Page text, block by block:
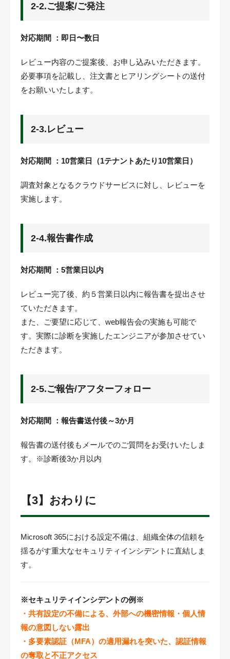
2-2.ご提案/ご発注
対応期間 ：即日〜数日
レビュー内容のご提案後、お申し込みいただきます。
必要事項を記載し、注文書とヒアリングシートの送付
をお願いいたします。
2-3.レビュー
対応期間 ：10営業日（1テナントあたり10営業日）
調査対象となるクラウドサービスに対し、レビューを
実施します。
2-4.報告書作成
対応期間 ：5営業日以内
レビュー完了後、約５営業日以内に報告書を提出させ
ていただきます。
また、ご要望に応じて、web報告会の実施も可能で
す。実際に診断を実施したエンジニアが参加させてい
ただきます。
2-5.ご報告/アフターフォロー
対応期間 ：報告書送付後～3か月
報告書の送付後もメールでのご質問をお受けいたしま
す。※診断後3か月以内
【3】おわりに
Microsoft 365における設定不備は、組織全体の信頼を
揺るがす重大なセキュリティインシデントに直結しま
す。
※セキュリティインシデントの例※
・共有設定の不備による、外部への機密情報・個人情
報の意図しない露出
・多要素認証（MFA）の適用漏れを突いた、認証情報
の奪取と不正アクセス